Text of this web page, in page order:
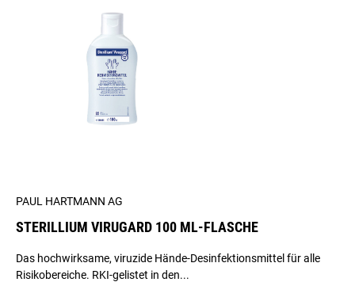
PAUL HARTMANN AG
STERILLIUM VIRUGARD 100 ML-FLASCHE
Das hochwirksame, viruzide Hände-Desinfektionsmittel für alle
Risikobereiche. RKI-gelistet in den...